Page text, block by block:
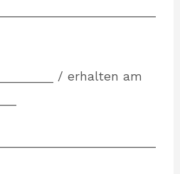
/ erhalten am